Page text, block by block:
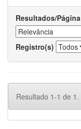
Resultados/Página
Registro(s)
Resultado 1-1 de 1.